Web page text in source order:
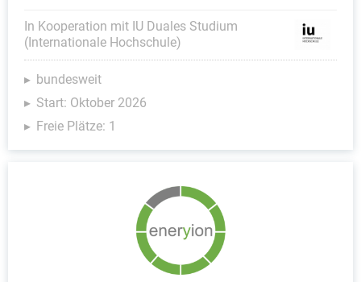
In Kooperation mit IU Duales Studium
(Internationale Hochschule)
bundesweit
Start: Oktober 2026
Freie Plätze: 1